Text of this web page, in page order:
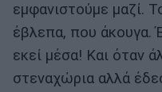
εμφανιστούμε μαζί.
έβλεπα, που άκουγα.
εκεί μέσα! Και όταν
στεναχώρια αλλά